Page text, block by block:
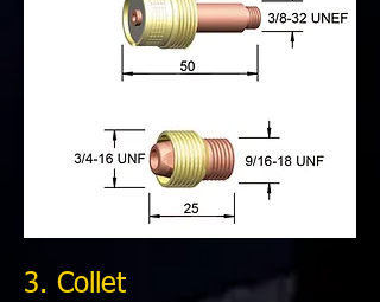
3. Collet